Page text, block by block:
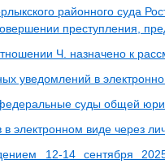
районного суда
преступления,
Ч. назначено к
уведомлений в
суды общей
электронном виде через
12-14 сентября